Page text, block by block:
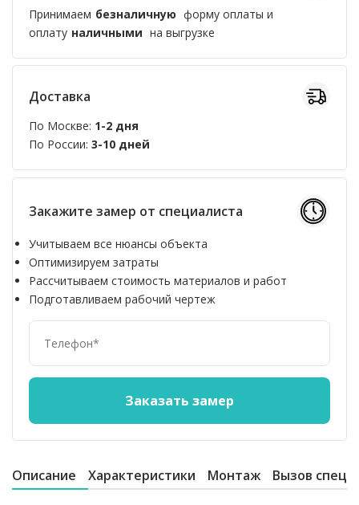
Принимаем безналичную форму оплаты и
оплату наличными на выгрузке
Доставка
По Москве: 1-2 дня
По России: 3-10 дней
Закажите замер от специалиста
Учитываем все нюансы объекта
Оптимизируем затраты
Рассчитываем стоимость материалов и работ
Подготавливаем рабочий чертеж
Описание Характеристики Монтаж Вызов